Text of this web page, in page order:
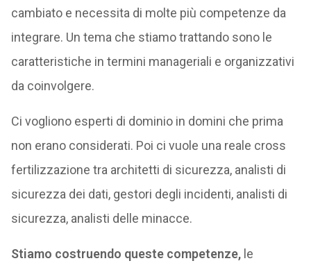
cambiato e necessita di molte più competenze da
integrare. Un tema che stiamo trattando sono le
caratteristiche in termini manageriali e organizzativi
da coinvolgere.
Ci vogliono esperti di dominio in domini che prima
non erano considerati. Poi ci vuole una reale cross
fertilizzazione tra architetti di sicurezza, analisti di
sicurezza dei dati, gestori degli incidenti, analisti di
sicurezza, analisti delle minacce.
Stiamo costruendo queste competenze,le